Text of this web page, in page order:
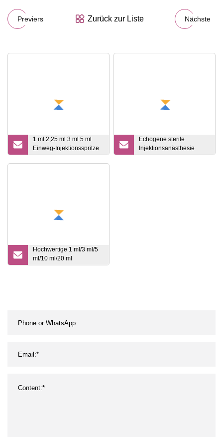
Previers Zurück zur Liste Nächste
1 ml 2,25 ml 3 ml 5 ml
Einweg-Injektionsspritze
aus medizinischem Glas
Echogene sterile
Injektionsanästhesie
mediale epidurale
Hochwertige 1 ml/3 ml/5
ml/10 ml/20 ml
Kunststoff/Glas OEM